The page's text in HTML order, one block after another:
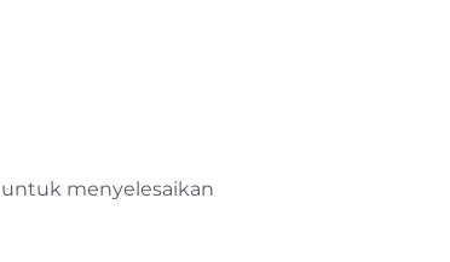
menyelesaikan